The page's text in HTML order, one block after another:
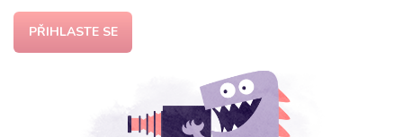
PŘIHLASTE SE